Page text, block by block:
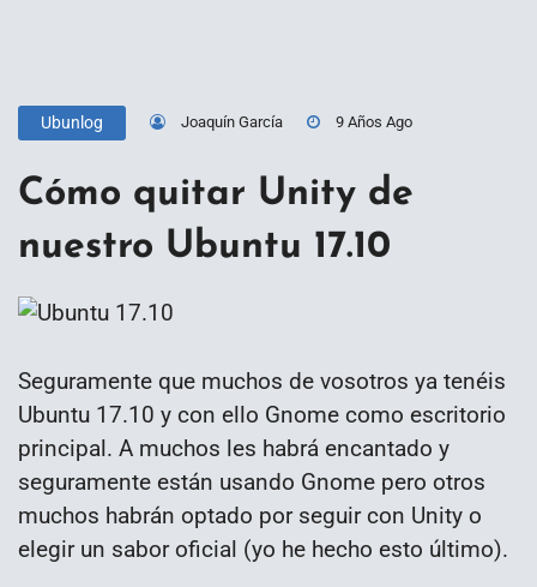
Ubunlog Joaquín García 9 Años Ago
Cómo quitar Unity de
nuestro Ubuntu 17.10
Seguramente que muchos de vosotros ya tenéis
Ubuntu 17.10 y con ello Gnome como escritorio
principal. A muchos les habrá encantado y
seguramente están usando Gnome pero otros
muchos habrán optado por seguir con Unity o
elegir un sabor oficial (yo he hecho esto último).